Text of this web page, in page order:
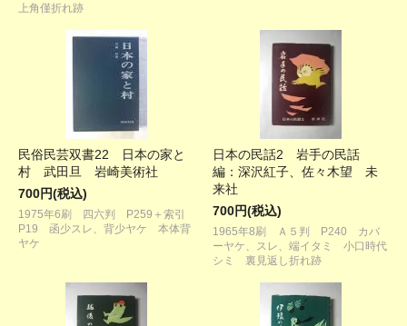
上角僅折れ跡
民俗民芸双書22 日本の家と
村 武田旦 岩崎美術社
700円(税込)
1975年6刷 四六判 P259＋索引
P19 函少スレ、背少ヤケ 本体背
ヤケ
日本の民話2 岩手の民話
編：深沢紅子、佐々木望 未
来社
700円(税込)
1965年8刷 Ａ５判 P240 カバ
ーヤケ、スレ、端イタミ 小口時代
シミ 裏見返し折れ跡